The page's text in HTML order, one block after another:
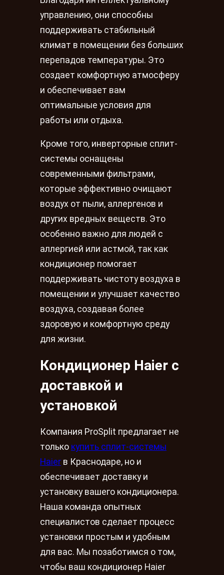
управлению, они способны
поддерживать стабильный
климат в помещении без больших
перепадов температуры. Это
создает комфортную атмосферу
и обеспечивает вам
оптимальные условия для
работы или отдыха.
Кроме того, инверторные сплит-
системы оснащены
современными фильтрами,
которые эффективно очищают
воздух от пыли, аллергенов и
других вредных веществ. Это
особенно важно для людей с
аллергией или астмой, так как
кондиционер помогает
поддерживать чистоту воздуха в
помещении и улучшает качество
воздуха, создавая более
здоровую и комфортную среду
для жизни.
Кондиционер Haier с
доставкой и
установкой
Компания ProSplit предлагает не
только купить сплит-системы
Haier в Краснодаре, но и
обеспечивает доставку и
установку вашего кондиционера.
Наша команда опытных
специалистов сделает процесс
установки простым и удобным
для вас. Мы позаботимся о том,
чтобы ваш кондиционер Haier